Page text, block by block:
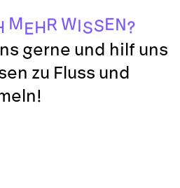
MEHR W SSEN?
gerne und hilf uns
zu Fluss und